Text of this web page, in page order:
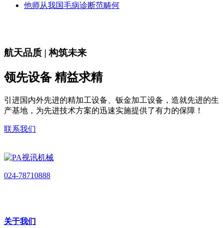
他师从我国毛病诊断范畴何
航天品质 | 构筑未来
领先设备 精益求精
引进国内外先进的精加工设备、钣金加工设备，造就先进的生
产基地，为先进技术方案的迅速实施提供了有力的保障！
联系我们
024-78710888
关于我们